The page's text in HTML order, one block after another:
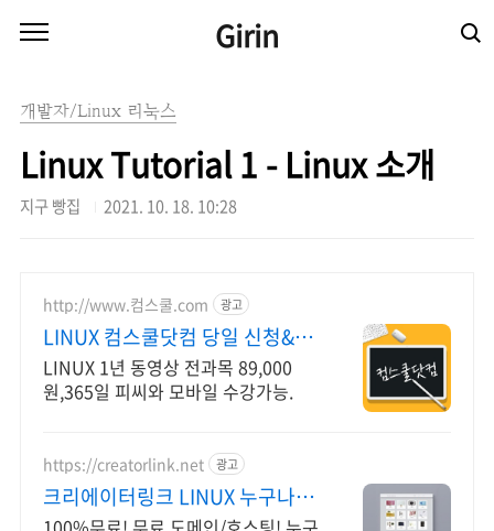
Girin
개발자/Linux 리눅스
Linux Tutorial 1 - Linux 소개
지구 빵집 2021. 10. 18. 10:28
http://www.컴스쿨.com 광고
LINUX 컴스쿨닷컴 당일 신청&결
제시 기프티콘!
LINUX 1년 동영상 전과목 89,000
원,365일 피씨와 모바일 수강가능.
https://creatorlink.net 광고
크리에이터링크 LINUX 누구나 만
드는 홈페이지